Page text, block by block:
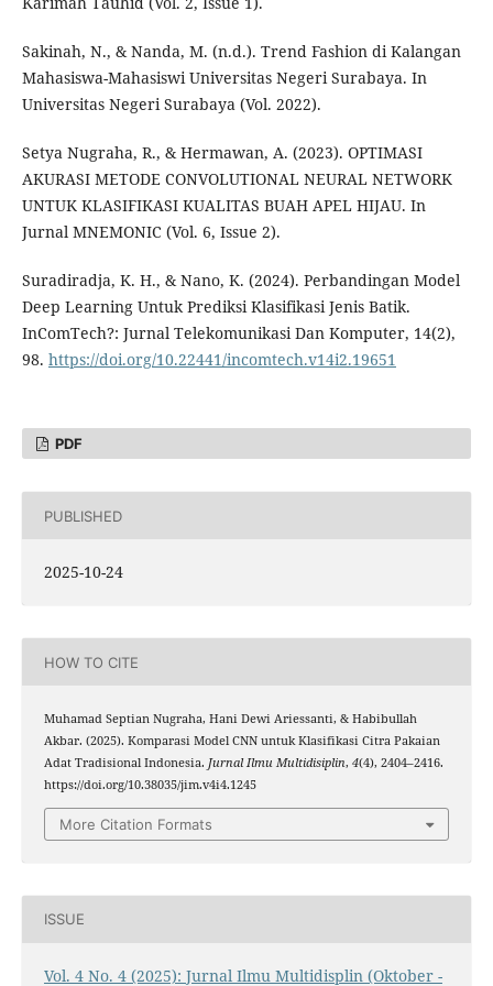
Sakinah, N., & Nanda, M. (n.d.). Trend Fashion di Kalangan
Mahasiswa-Mahasiswi Universitas Negeri Surabaya. In
Universitas Negeri Surabaya (Vol. 2022).
Setya Nugraha, R., & Hermawan, A. (2023). OPTIMASI
AKURASI METODE CONVOLUTIONAL NEURAL NETWORK
UNTUK KLASIFIKASI KUALITAS BUAH APEL HIJAU. In
Jurnal MNEMONIC (Vol. 6, Issue 2).
Suradiradja, K. H., & Nano, K. (2024). Perbandingan Model
Deep Learning Untuk Prediksi Klasifikasi Jenis Batik.
InComTech?: Jurnal Telekomunikasi Dan Komputer, 14(2),
98. https://doi.org/10.22441/incomtech.v14i2.19651
PDF
PUBLISHED
2025-10-24
HOW TO CITE
Muhamad Septian Nugraha, Hani Dewi Ariessanti, & Habibullah
Akbar. (2025). Komparasi Model CNN untuk Klasifikasi Citra Pakaian
Adat Tradisional Indonesia. Jurnal Ilmu Multidisiplin, 4(4), 2404–2416.
https://doi.org/10.38035/jim.v4i4.1245
More Citation Formats
ISSUE
Vol. 4 No. 4 (2025): Jurnal Ilmu Multidisplin (Oktober -